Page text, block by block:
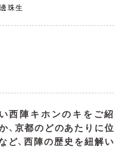
珠生
西陣キホンのキをご紹
、京都のどのあたりに位
ど、西陣の歴史を紐解い